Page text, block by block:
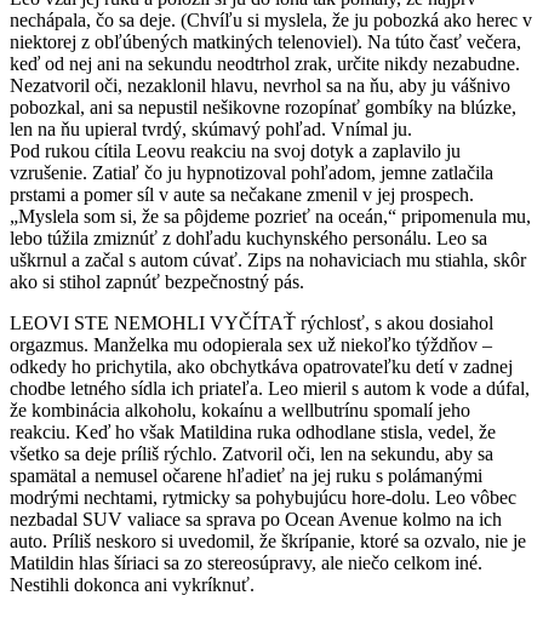
nechápala, čo sa deje. (Chvíľu si myslela, že ju pobozká ako herec v
niektorej z obľúbených matkiných telenoviel). Na túto časť večera,
keď od nej ani na sekundu neodtrhol zrak, určite nikdy nezabudne.
Nezatvoril oči, nezaklonil hlavu, nevrhol sa na ňu, aby ju vášnivo
pobozkal, ani sa nepustil nešikovne rozopínať gombíky na blúzke,
len na ňu upieral tvrdý, skúmavý pohľad. Vnímal ju.
Pod rukou cítila Leovu reakciu na svoj dotyk a zaplavilo ju
vzrušenie. Zatiaľ čo ju hypnotizoval pohľadom, jemne zatlačila
prstami a pomer síl v aute sa nečakane zmenil v jej prospech.
„Myslela som si, že sa pôjdeme pozrieť na oceán,“ pripomenula mu,
lebo túžila zmiznúť z dohľadu kuchynského personálu. Leo sa
uškrnul a začal s autom cúvať. Zips na nohaviciach mu stiahla, skôr
ako si stihol zapnúť bezpečnostný pás.
LEOVI STE NEMOHLI VYČÍTAŤ rýchlosť, s akou dosiahol
orgazmus. Manželka mu odopierala sex už niekoľko týždňov –
odkedy ho prichytila, ako obchytkáva opatrovateľku detí v zadnej
chodbe letného sídla ich priateľa. Leo mieril s autom k vode a dúfal,
že kombinácia alkoholu, kokaínu a wellbutrínu spomalí jeho
reakciu. Keď ho však Matildina ruka odhodlane stisla, vedel, že
všetko sa deje príliš rýchlo. Zatvoril oči, len na sekundu, aby sa
spamätal a nemusel očarene hľadieť na jej ruku s polámanými
modrými nechtami, rytmicky sa pohybujúcu hore-dolu. Leo vôbec
nezbadal SUV valiace sa sprava po Ocean Avenue kolmo na ich
auto. Príliš neskoro si uvedomil, že škrípanie, ktoré sa ozvalo, nie je
Matildin hlas šíriaci sa zo stereosúpravy, ale niečo celkom iné.
Nestihli dokonca ani vykríknuť.